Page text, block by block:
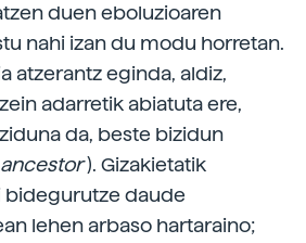
duen eboluzioaren
nahi izan du modu horretan.
atzerantz eginda, aldiz,
adarretik abiatuta ere,
da, beste bizidun
ancestor). Gizakietatik
bidegurutze daude
lehen arbaso hartaraino;